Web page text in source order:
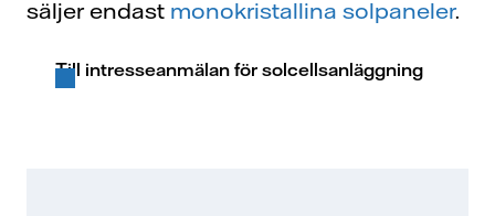
säljer endast monokristallina solpaneler.
Till intresseanmälan för solcellsanläggning